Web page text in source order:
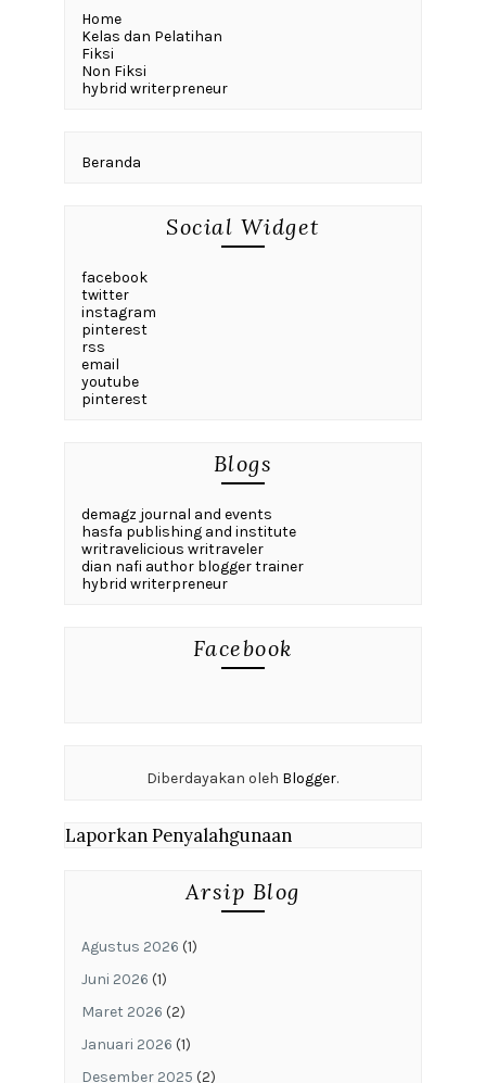
Home
Kelas dan Pelatihan
Fiksi
Non Fiksi
hybrid writerpreneur
Beranda
Social Widget
facebook
twitter
instagram
pinterest
rss
email
youtube
pinterest
Blogs
demagz journal and events
hasfa publishing and institute
writravelicious writraveler
dian nafi author blogger trainer
hybrid writerpreneur
Facebook
Diberdayakan oleh Blogger.
Laporkan Penyalahgunaan
Arsip Blog
Agustus 2026 (1)
Juni 2026 (1)
Maret 2026 (2)
Januari 2026 (1)
Desember 2025 (2)